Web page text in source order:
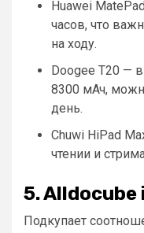
Huawei
часов, что
на ходу.
Doogee T20 —
8300 мАч,
день.
Chuwi HiPad
чтении и
5. Alldocube
Подкупает